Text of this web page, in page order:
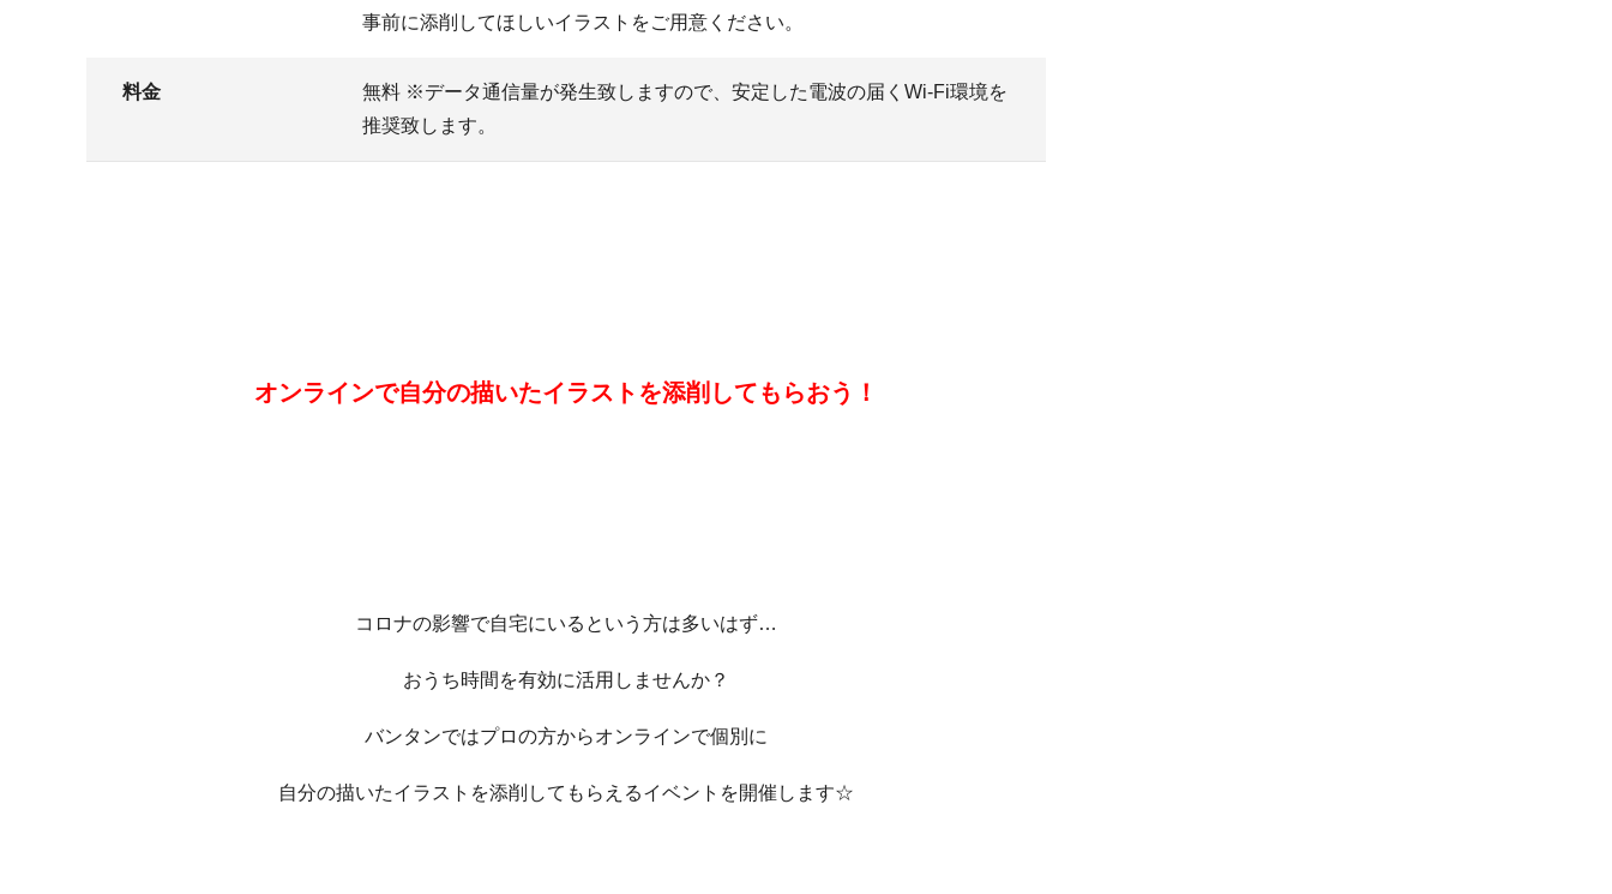
事前に添削してほしいイラストをご用意ください。
料金
無料 ※データ通信量が発生致しますので、安定した電波の届くWi-Fi環境を
推奨致します。
オンラインで自分の描いたイラストを添削してもらおう！
コロナの影響で自宅にいるという方は多いはず…
おうち時間を有効に活用しませんか？
バンタンではプロの方からオンラインで個別に
自分の描いたイラストを添削してもらえるイベントを開催します☆